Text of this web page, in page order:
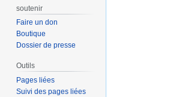
soutenir
Faire un don
Boutique
Dossier de presse
Outils
Pages liées
Suivi des pages liées